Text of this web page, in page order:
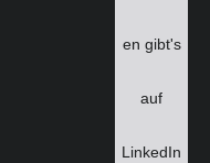
en gibt's
auf
LinkedIn